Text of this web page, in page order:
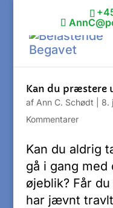
Kan du præstere
af Ann C. Schødt 8.
Kommentarer
Kan du aldrig
gå i gang
øjeblik? Får
har jævnt